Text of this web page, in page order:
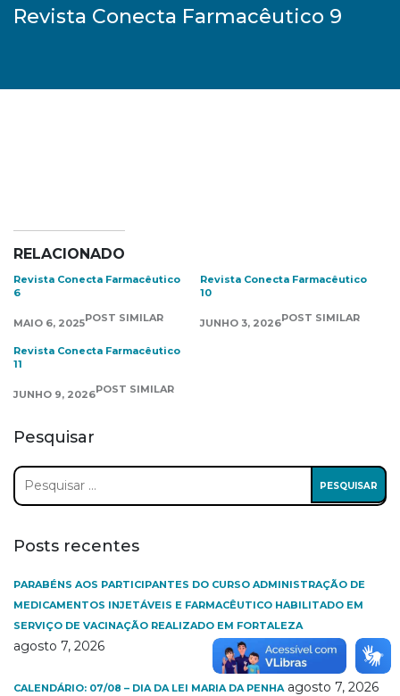
Revista Conecta Farmacêutico 9
RELACIONADO
Revista Conecta Farmacêutico
6
MAIO 6, 2025POST SIMILAR
Revista Conecta Farmacêutico
10
JUNHO 3, 2026POST SIMILAR
Revista Conecta Farmacêutico
11
JUNHO 9, 2026POST SIMILAR
Pesquisar
Pesquisar
por:
Posts recentes
PARABÉNS AOS PARTICIPANTES DO CURSO ADMINISTRAÇÃO DE
MEDICAMENTOS INJETÁVEIS E FARMACÊUTICO HABILITADO EM
SERVIÇO DE VACINAÇÃO REALIZADO EM FORTALEZA
agosto 7, 2026
CALENDÁRIO: 07/08 – DIA DA LEI MARIA DA PENHA agosto 7, 2026